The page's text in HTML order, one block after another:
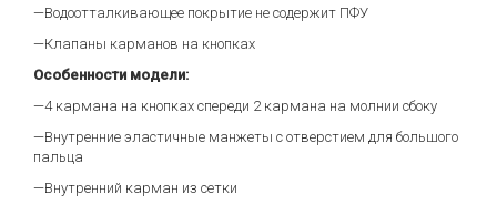
—Водоотталкивающее покрытие не содержит ПФУ
—Клапаны карманов на кнопках
Особенности модели:
—4 кармана на кнопках спереди 2 кармана на молнии сбоку
—Внутренние эластичные манжеты с отверстием для большого
пальца
—Внутренний карман из сетки